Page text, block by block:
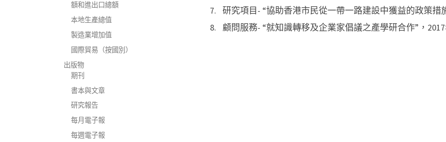
研究項目- “協助香港市民從一帶一路建設中獲益的政策措
顧問服務- “就知識轉移及企業家倡議之產學研合作”，2017
額和進出口總額
本地生產總值
製造業增加值
國際貿易（按國別）
出版物
期刊
書本與文章
研究報告
每月電子報
每週電子報